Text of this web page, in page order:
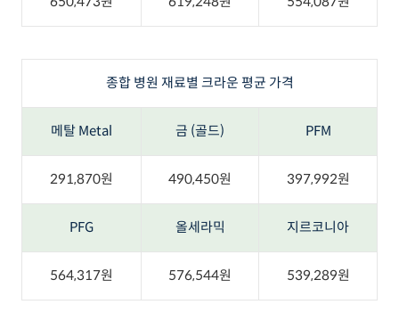
종합 병원 재료별 크라운 평균 가격
메탈 Metal 금 (골드) PFM
291,870원 490,450원 397,992원
PFG 올세라믹 지르코니아
564,317원 576,544원 539,289원